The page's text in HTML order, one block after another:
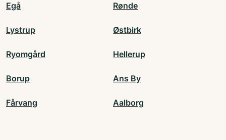
Egå Rønde
Lystrup Østbirk
Ryomgård Hellerup
Borup Ans By
Fårvang Aalborg